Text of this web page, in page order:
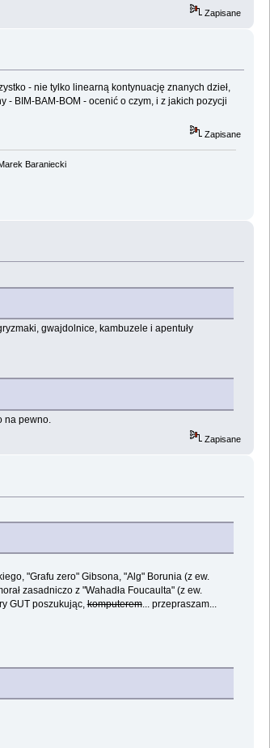
Zapisane
- nie tylko linearną kontynuację znanych dzieł,
- BIM-BAM-BOM - ocenić o czym, i z jakich pozycji
Zapisane
Baraniecki
gwajdolnice, kambuzele i apentuły
na pewno.
Zapisane
"Grafu zero" Gibsona, "Alg" Borunia (z ew.
zasadniczo z "Wahadła Foucaulta" (z ew.
GUT poszukując,komputerem... przepraszam...